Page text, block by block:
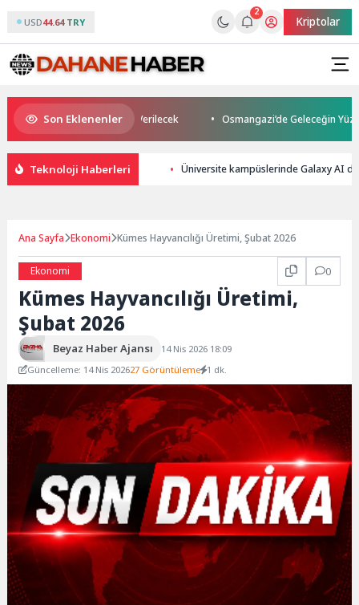
USD44.64 TRY
2
Kriptolar
Son Eklenenler
Makedonya’da Toprağa Verilecek Osmangazi’de Geleceğin
Teknoloji Haberleri Üniversite kampüslerinde Galaxy AI
Ana Sayfa Ekonomi Kümes Hayvancılığı Üretimi, Şubat 2026
Ekonomi 0
Kümes Hayvancılığı Üretimi,
Şubat 2026
Beyaz Haber Ajansı
14 Nis 2026 18:09
Güncelleme: 14 Nis 202627 Görüntüleme 1 dk.